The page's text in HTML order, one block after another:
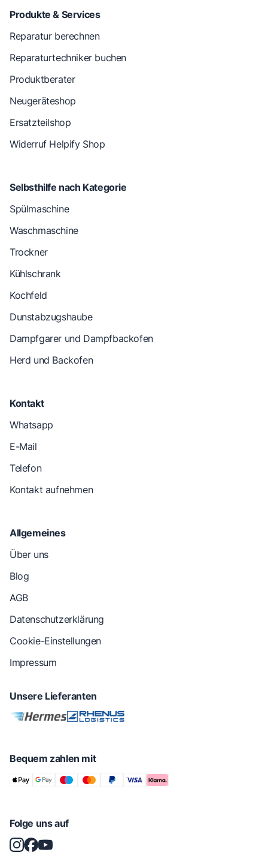
Produkte & Services
Reparatur berechnen
Reparaturtechniker buchen
Produktberater
Neugeräteshop
Ersatzteilshop
Widerruf Helpify Shop
Selbsthilfe nach Kategorie
Spülmaschine
Waschmaschine
Trockner
Kühlschrank
Kochfeld
Dunstabzugshaube
Dampfgarer und Dampfbackofen
Herd und Backofen
Kontakt
Whatsapp
E-Mail
Telefon
Kontakt aufnehmen
Allgemeines
Über uns
Blog
AGB
Datenschutzerklärung
Cookie-Einstellungen
Impressum
Unsere Lieferanten
Bequem zahlen mit
Folge uns auf